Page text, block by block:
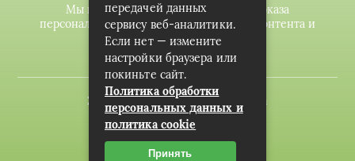
Мы используем файлы cookie для показа
персонализированной рекламы и/или контента и
анализа нашего трафика.
2020-2023 © knitting-planet.com
Карта сайта
Пользовательское соглашение
передачей данных
сервису веб-аналитики.
Если нет — измените
настройки браузера или
покиньте сайт.
Политика обработки
персональных данных и
политика cookie
Принять